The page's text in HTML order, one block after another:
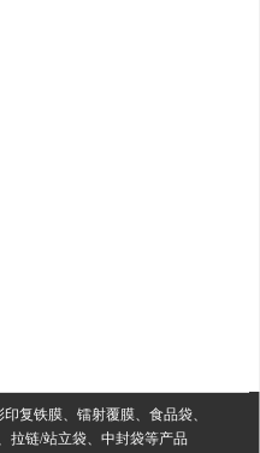
复铁膜、镭射覆膜、食品袋、
拉链/站立袋、中封袋等产品